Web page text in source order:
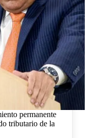
permanente
tributario de la